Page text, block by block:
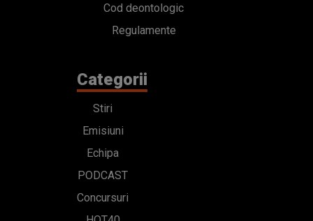
Cod deontologic
Regulamente
Categorii
Stiri
Emisiuni
Echipa
PODCAST
Concursuri